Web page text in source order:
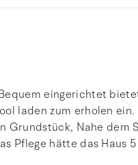
eingerichtet
laden zum erholen
Grundstück, Nahe dem
Pflege hätte das Haus